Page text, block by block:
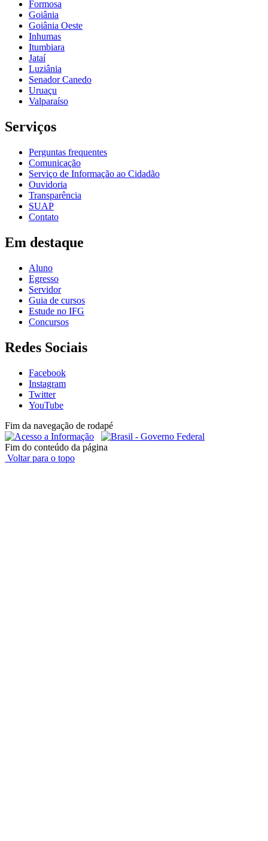
Formosa
Goiânia
Goiânia Oeste
Inhumas
Itumbiara
Jataí
Luziânia
Senador Canedo
Uruaçu
Valparaíso
Serviços
Perguntas frequentes
Comunicação
Serviço de Informação ao Cidadão
Ouvidoria
Transparência
SUAP
Contato
Em destaque
Aluno
Egresso
Servidor
Guia de cursos
Estude no IFG
Concursos
Redes Sociais
Facebook
Instagram
Twitter
YouTube
Fim da navegação de rodapé
Fim do conteúdo da página
Voltar para o topo